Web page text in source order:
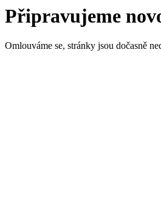
Připravujeme
Omlouváme se, stránky jsou dočasně